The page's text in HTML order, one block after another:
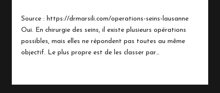
by
Source : https://drmarsili.com/operations-seins-lausanne
Oui. En chirurgie des seins, il existe plusieurs opérations
possibles, mais elles ne répondent pas toutes au même
objectif. Le plus propre est de les classer par…